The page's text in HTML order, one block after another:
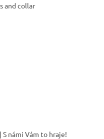
and collar
námi Vám to hraje!